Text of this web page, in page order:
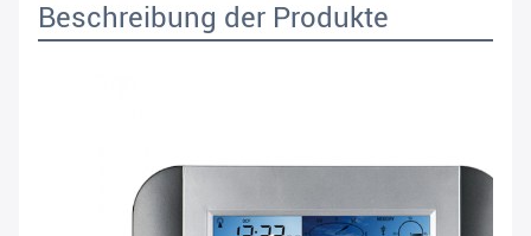
Beschreibung der Produkte